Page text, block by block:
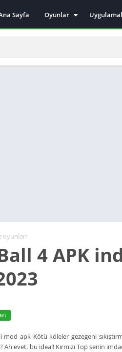
Sayfa
Oyunlar
Aksiyon
oyunları
4 APK
mod apk Kötü köleler gezegeni
evet, bu ideal! Kırmızı Top senin